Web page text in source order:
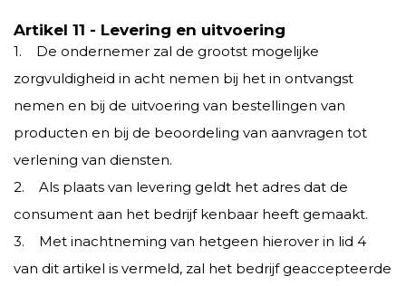
Artikel 11 - Levering en uitvoering
1. De ondernemer zal de grootst mogelijke
zorgvuldigheid in acht nemen bij het in ontvangst
nemen en bij de uitvoering van bestellingen van
producten en bij de beoordeling van aanvragen tot
verlening van diensten.
2. Als plaats van levering geldt het adres dat de
consument aan het bedrijf kenbaar heeft gemaakt.
3. Met inachtneming van hetgeen hierover in lid 4
van dit artikel is vermeld, zal het bedrijf geaccepteerde